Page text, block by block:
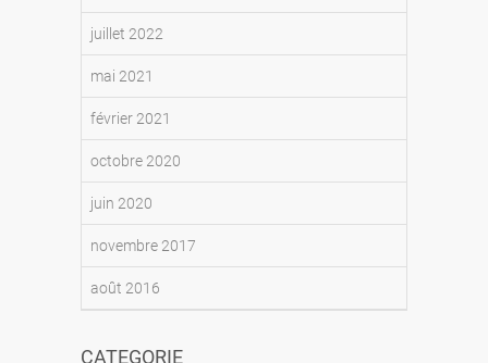
octobre 2022
juillet 2022
mai 2021
février 2021
octobre 2020
juin 2020
novembre 2017
août 2016